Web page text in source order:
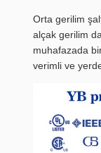
Orta gerilim
alçak gerilim
muhafazada
verimli ve